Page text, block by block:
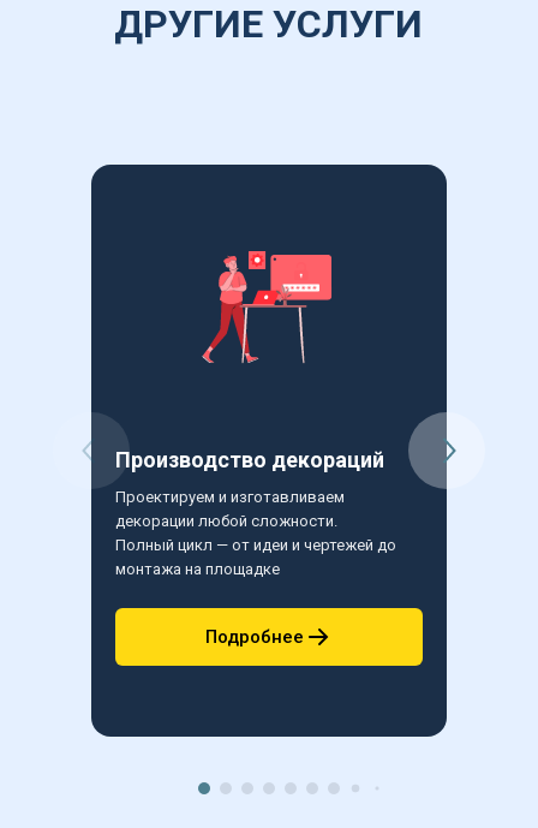
ДРУГИЕ УСЛУГИ
Производство декораций
Проектируем и изготавливаем
декорации любой сложности.
Полный цикл — от идеи и чертежей до
монтажа на площадке
Подробнее